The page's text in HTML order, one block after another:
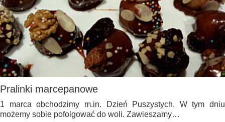
Pralinki marcepanowe
1 marca obchodzimy m.in. Dzień Puszystych. W tym dniu
możemy sobie pofolgować do woli. Zawieszamy…